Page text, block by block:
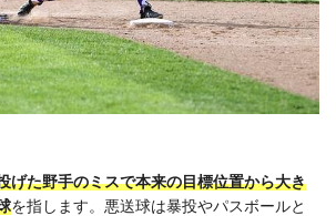
げた野手のミスで本来の目標位置から大き
を指します。悪送球は暴投やパスボールと